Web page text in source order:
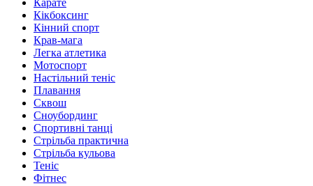
Кікбоксинг
Кінний спорт
Крав-мага
Легка атлетика
Мотоспорт
Настільний теніс
Плавання
Сквош
Сноубординг
Спортивні танці
Стрільба практична
Стрільба кульова
Теніс
Фітнес